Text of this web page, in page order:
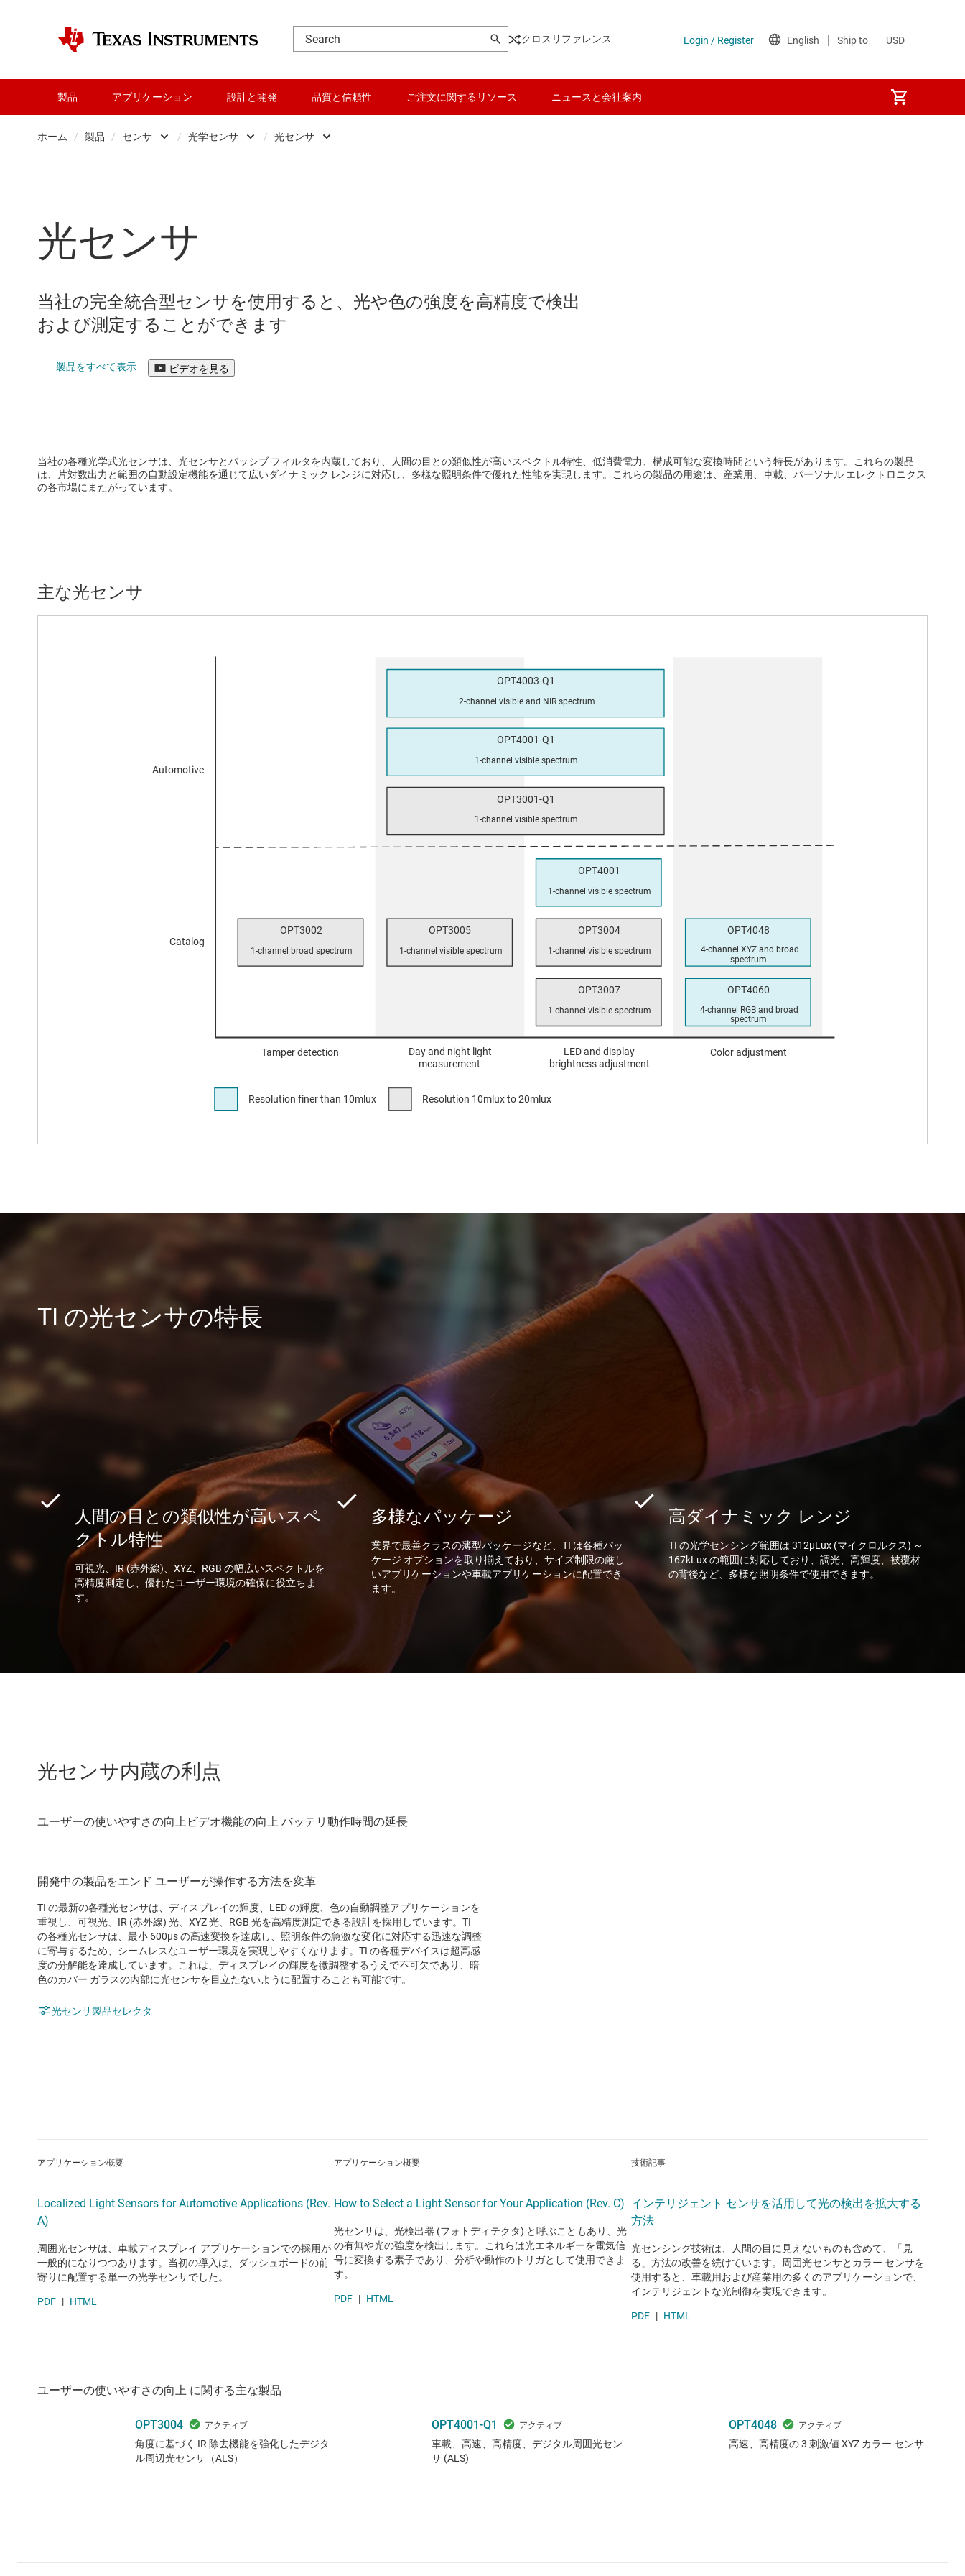
クロスリファレンス
製品 アプリケーション 設計と開発 品質と信頼性 ご注文に関するリソース ニュースと会社案内
ホーム / 製品 / センサ
ダイ / ウェハー サービス
DLP 製品
インターフェイス
RF とマイクロ波
/ 光学センサ
特殊センサ
温度センサ/制御 IC
/ 光センサ
光センサ
当社の完全統合型センサを使用すると、光や色の強度を高精度で検出
および測定することができます
製品をすべて表示 ビデオを見る
当社の各種光学式光センサは、光センサとパッシブ フィルタを内蔵しており、人間の目との類似性が高いスペクトル特性、低消費電力、構成可能な変換時間という特長があります。これらの製品
は、片対数出力と範囲の自動設定機能を通じて広いダイナミック レンジに対応し、多様な照明条件で優れた性能を実現します。これらの製品の用途は、産業用、車載、パーソナル エレクトロニクス
の各市場にまたがっています。
主な光センサ
TI の光センサの特長
人間の目との類似性が高いスペ
クトル特性
可視光、IR (赤外線)、XYZ、RGB の幅広いスペクトルを
高精度測定し、優れたユーザー環境の確保に役立ちま
す。
多様なパッケージ
業界で最善クラスの薄型パッケージなど、TI は各種パッ
ケージ オプションを取り揃えており、サイズ制限の厳し
いアプリケーションや車載アプリケーションに配置でき
ます。
高ダイナミック レンジ
TI の光学センシング範囲は 312μLux (マイクロルクス) ～
167kLux の範囲に対応しており、調光、高輝度、被覆材
の背後など、多様な照明条件で使用できます。
光センサ内蔵の利点
開発中の製品をエンド ユーザーが操作する方法を変革
TI の最新の各種光センサは、ディスプレイの輝度、LED の輝度、色の自動調整アプリケーションを
重視し、可視光、IR (赤外線) 光、XYZ 光、RGB 光を高精度測定できる設計を採用しています。TI
の各種光センサは、最小 600μs の高速変換を達成し、照明条件の急激な変化に対応する迅速な調整
に寄与するため、シームレスなユーザー環境を実現しやすくなります。TI の各種デバイスは超高感
度の分解能を達成しています。これは、ディスプレイの輝度を微調整するうえで不可欠であり、暗
色のカバー ガラスの内部に光センサを目立たないように配置することも可能です。
光センサ製品セレクタ
アプリケーション概要
Localized Light Sensors for Automotive Applications (Rev.
A)
周囲光センサは、車載ディスプレイ アプリケーションでの採用が
一般的になりつつあります。当初の導入は、ダッシュボードの前
寄りに配置する単一の光学センサでした。
PDF | HTML
アプリケーション概要
How to Select a Light Sensor for Your Application (Rev. C)
光センサは、光検出器 (フォトディテクタ) と呼ぶこともあり、光
の有無や光の強度を検出します。これらは光エネルギーを電気信
号に変換する素子であり、分析や動作のトリガとして使用できま
す。
PDF | HTML
技術記事
インテリジェント センサを活用して光の検出を拡大する
方法
光センシング技術は、人間の目に見えないものも含めて、「見
る」方法の改善を続けています。周囲光センサとカラー センサを
使用すると、車載用および産業用の多くのアプリケーションで、
インテリジェントな光制御を実現できます。
PDF | HTML
ユーザーの使いやすさの向上 に関する主な製品
OPT3004
角度に基づく IR 除去機能を強化したデジタ
ル周辺光センサ（ALS）
OPT4001-Q1
車載、高速、高精度、デジタル周囲光セン
サ (ALS)
OPT4048
高速、高精度の 3 刺激値 XYZ カラー センサ